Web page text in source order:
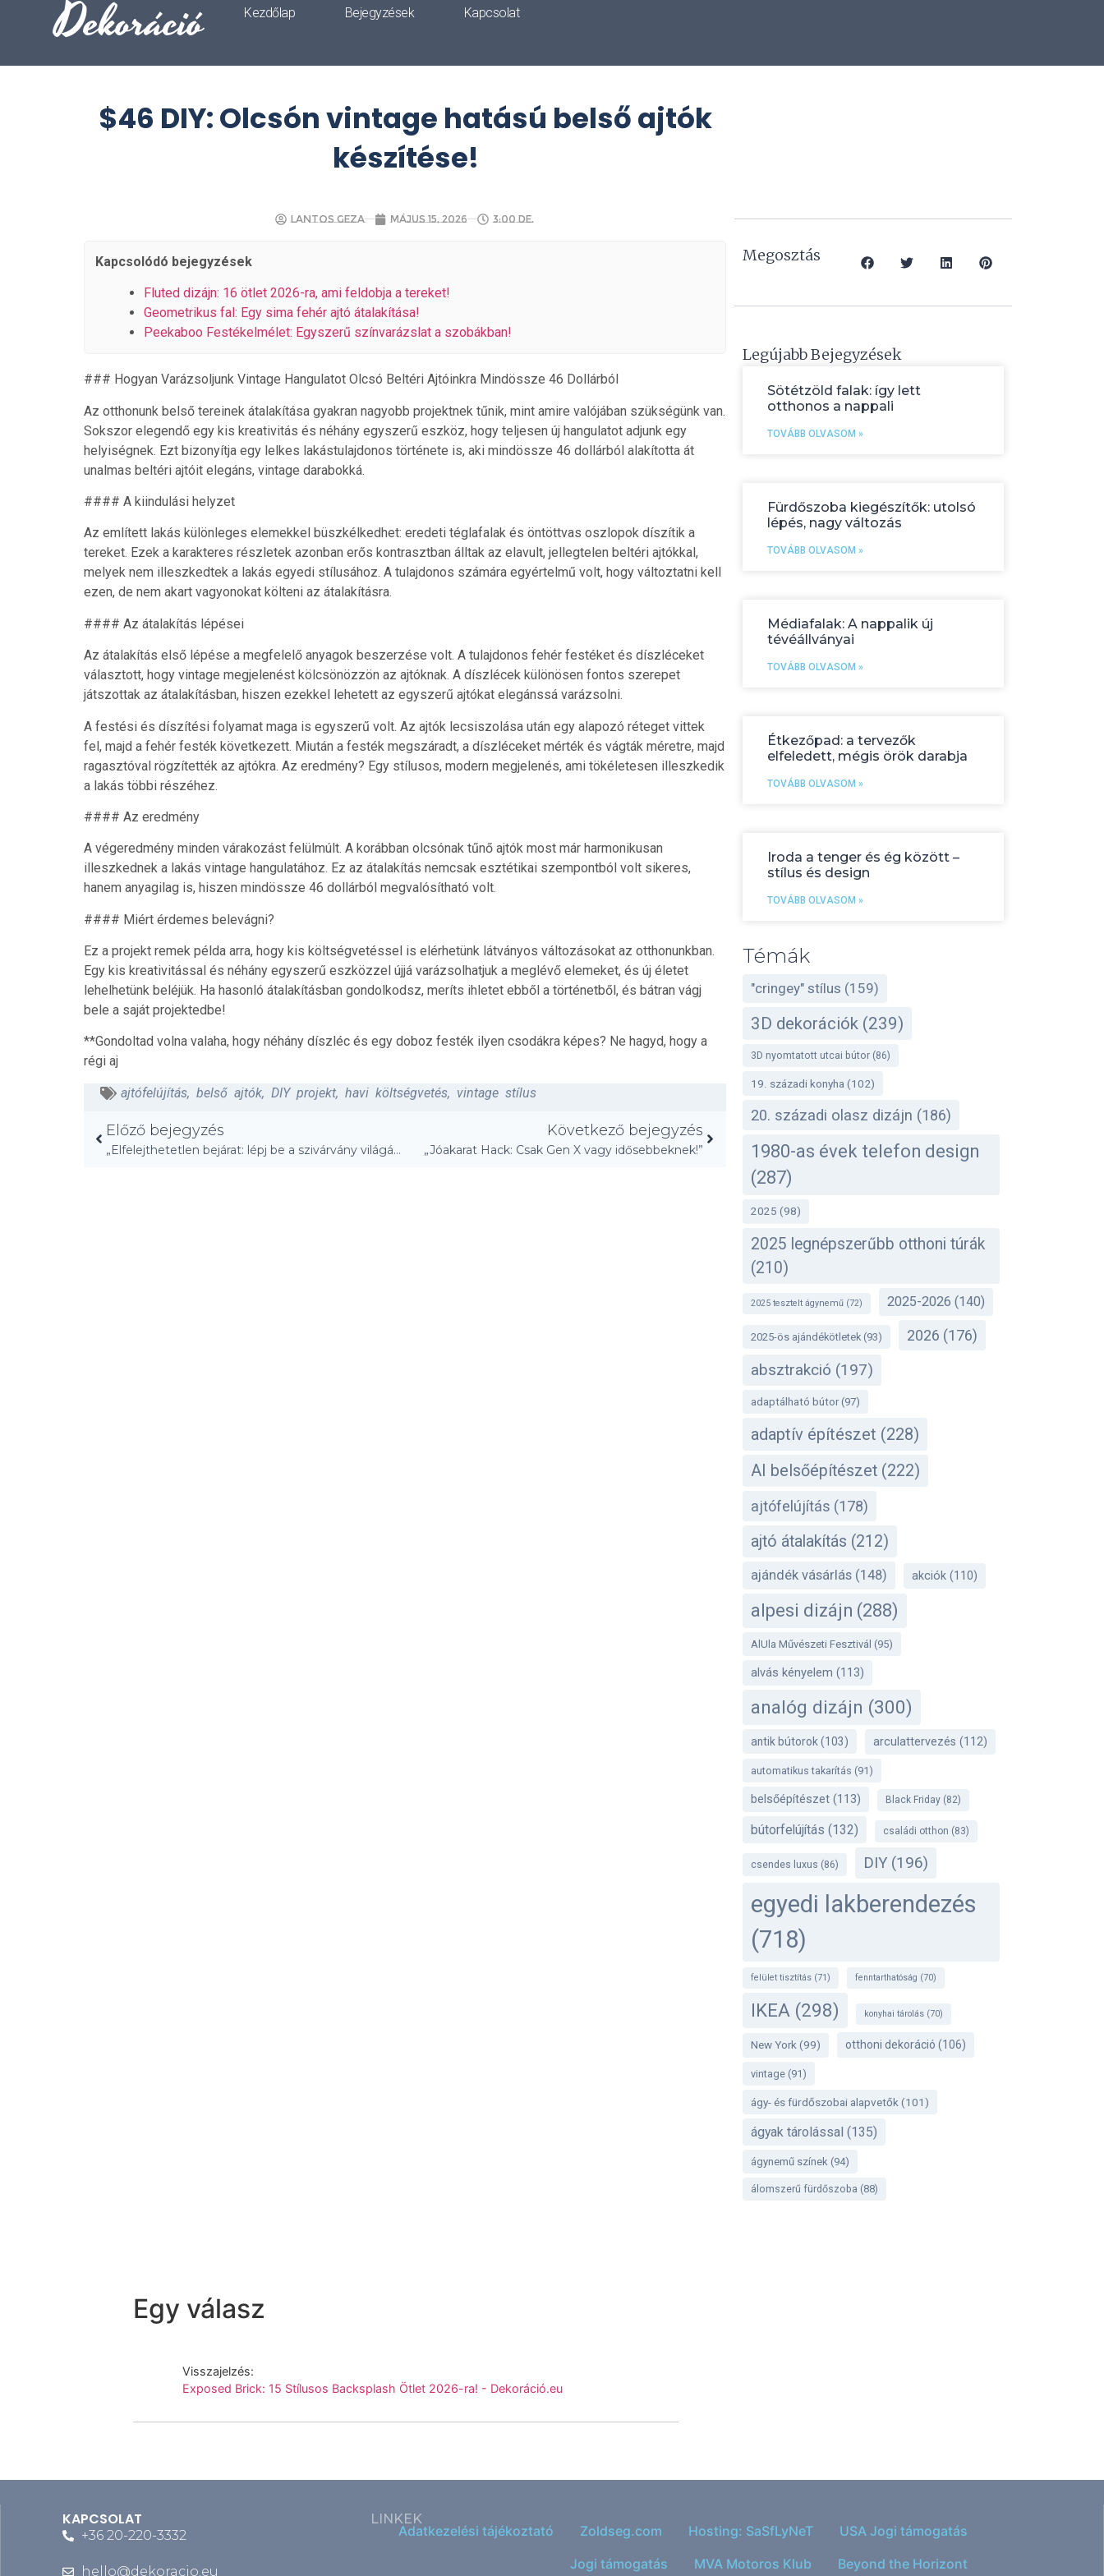
Dekoráció Kezdőlap Bejegyzések Kapcsolat
$46 DIY: Olcsón vintage hatású belső ajtók
készítése!
Lantos Geza május 15, 2026 3:00 de.
Kapcsolódó bejegyzések
Fluted dizájn: 16 ötlet 2026-ra, ami feldobja a tereket!
Geometrikus fal: Egy sima fehér ajtó átalakítása!
Peekaboo Festékelmélet: Egyszerű színvarázslat a szobákban!
### Hogyan Varázsoljunk Vintage Hangulatot Olcsó Beltéri Ajtóinkra Mindössze 46 Dollárból
Az otthonunk belső tereinek átalakítása gyakran nagyobb projektnek tűnik, mint amire valójában szükségünk van.
Sokszor elegendő egy kis kreativitás és néhány egyszerű eszköz, hogy teljesen új hangulatot adjunk egy
helyiségnek. Ezt bizonyítja egy lelkes lakástulajdonos története is, aki mindössze 46 dollárból alakította át
unalmas beltéri ajtóit elegáns, vintage darabokká.
#### A kiindulási helyzet
Az említett lakás különleges elemekkel büszkélkedhet: eredeti téglafalak és öntöttvas oszlopok díszítik a
tereket. Ezek a karakteres részletek azonban erős kontrasztban álltak az elavult, jellegtelen beltéri ajtókkal,
melyek nem illeszkedtek a lakás egyedi stílusához. A tulajdonos számára egyértelmű volt, hogy változtatni kell
ezen, de nem akart vagyonokat költeni az átalakításra.
#### Az átalakítás lépései
Az átalakítás első lépése a megfelelő anyagok beszerzése volt. A tulajdonos fehér festéket és díszléceket
választott, hogy vintage megjelenést kölcsönözzön az ajtóknak. A díszlécek különösen fontos szerepet
játszottak az átalakításban, hiszen ezekkel lehetett az egyszerű ajtókat elegánssá varázsolni.
A festési és díszítési folyamat maga is egyszerű volt. Az ajtók lecsiszolása után egy alapozó réteget vittek
fel, majd a fehér festék következett. Miután a festék megszáradt, a díszléceket mérték és vágták méretre, majd
ragasztóval rögzítették az ajtókra. Az eredmény? Egy stílusos, modern megjelenés, ami tökéletesen illeszkedik
a lakás többi részéhez.
#### Az eredmény
A végeredmény minden várakozást felülmúlt. A korábban olcsónak tűnő ajtók most már harmonikusan
illeszkednek a lakás vintage hangulatához. Ez az átalakítás nemcsak esztétikai szempontból volt sikeres,
hanem anyagilag is, hiszen mindössze 46 dollárból megvalósítható volt.
#### Miért érdemes belevágni?
Ez a projekt remek példa arra, hogy kis költségvetéssel is elérhetünk látványos változásokat az otthonunkban.
Egy kis kreativitással és néhány egyszerű eszközzel újjá varázsolhatjuk a meglévő elemeket, és új életet
lehelhetünk beléjük. Ha hasonló átalakításban gondolkodsz, meríts ihletet ebből a történetből, és bátran vágj
bele a saját projektedbe!
**Gondoltad volna valaha, hogy néhány díszléc és egy doboz festék ilyen csodákra képes? Ne hagyd, hogy a
régi aj
ajtófelújítás, belső ajtók, DIY projekt, havi költségvetés, vintage stílus
Előző bejegyzés
„Elfelejthetetlen bejárat: lépj be a szivárvány világába!”
Következő bejegyzés
„Jóakarat Hack: Csak Gen X vagy idősebbeknek!”
Megosztás
Legújabb Bejegyzések
Sötétzöld falak: így lett
otthonos a nappali
TOVÁBB OLVASOM »
Fürdőszoba kiegészítők: utolsó
lépés, nagy változás
TOVÁBB OLVASOM »
Médiafalak: A nappalik új
tévéállványai
TOVÁBB OLVASOM »
Étkezőpad: a tervezők
elfeledett, mégis örök darabja
TOVÁBB OLVASOM »
Iroda a tenger és ég között –
stílus és design
TOVÁBB OLVASOM »
Témák
"cringey" stílus (159)
3D dekorációk(239)
3D nyomtatott utcai bútor(86)
19. századi konyha (102)
20. századi olasz dizájn (186)
1980-as évek telefon design
(287)
2025 (98)
2025 legnépszerűbb otthoni túrák
(210)
2025 tesztelt ágynemű(72) 2025-2026 (140)
2025-ös ajándékötletek(93) 2026 (176)
absztrakció (197)
adaptálható bútor(97)
adaptív építészet (228)
AI belsőépítészet(222)
ajtófelújítás (178)
ajtó átalakítás (212)
ajándék vásárlás(148) akciók(110)
alpesi dizájn (288)
AlUla Művészeti Fesztivál (95)
alvás kényelem (113)
analóg dizájn (300)
antik bútorok (103) arculattervezés (112)
automatikus takarítás (91)
belsőépítészet(113) Black Friday(82)
bútorfelújítás (132) családi otthon (83)
csendes luxus (86) DIY(196)
egyedi lakberendezés
(718)
felület tisztítás(71) fenntarthatóság (70)
IKEA (298) konyhai tárolás(70)
New York(99) otthoni dekoráció (106)
vintage(91)
ágy- és fürdőszobai alapvetők (101)
ágyak tárolással (135)
ágynemű színek(94)
álomszerű fürdőszoba (88)
Egy válasz
Visszajelzés:
Exposed Brick: 15 Stílusos Backsplash Ötlet 2026-ra! - Dekoráció.eu
KAPCSOLAT
+36 20-220-3332
hello@dekoracio.eu
LINKEK
Adatkezelési tájékoztató Zoldseg.com Hosting: SaSfLyNeT
USA Jogi támogatás
Jogi támogatás
MVA Motoros Klub Beyond the Horizont